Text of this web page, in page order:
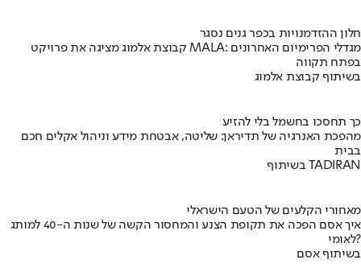
חלון ההזדמנויות בכפר גנים נסגר
קבוצת אלמוג מציגה את פרויקט MALA: מגדלי הפרימיום האחרונים
בפתח תקווה
בשיתוף קבוצת אלמוג
כך תחסכו בחשמל בלי להזיע
מהפכת האנרגיה של תדיראן: שליטה, אבטחת מידע וניהול אקלים חכם
בבית
בשיתוף TADIRAN
מאחורי הקלעים של הטעם הישראלי
איך אסם הפכה את תקופת הצנע והמחסור הקשה של שנות ה-40 למותג
לאומי?
בשיתוף אסם